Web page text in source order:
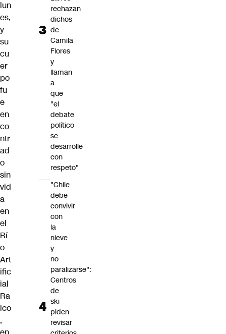
lun
es,
y
su
cu
er
po
fu
e
en
co
ntr
ad
o
sin
vid
a
en
el
Rí
o
Art
ific
ial
Ra
lco
,
rechazan
dichos
de
Camila
Flores
y
llaman
a
que
"el
debate
político
se
desarrolle
con
respeto"
"Chile
debe
convivir
con
la
nieve
y
no
paralizarse":
Centros
de
ski
piden
revisar